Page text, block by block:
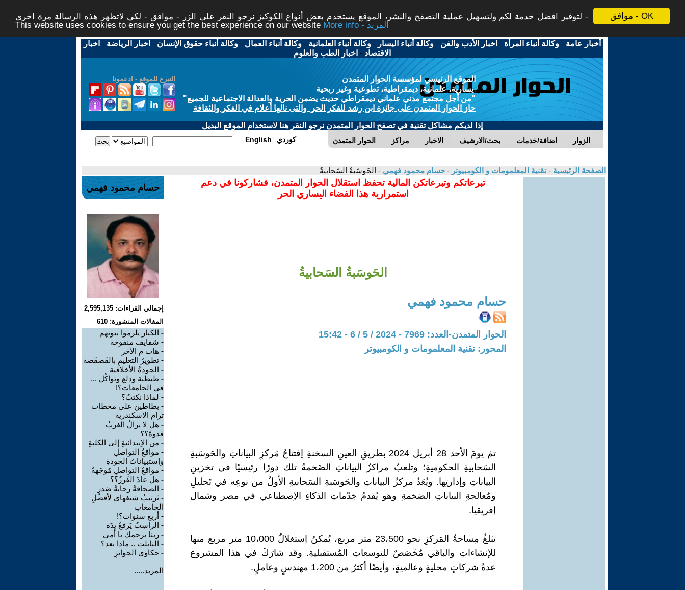
موافق - OK
لتوفير افضل خدمة لكم ولتسهيل عملية التصفح والنشر، الموقع يستخدم بعض أنواع الكوكيز نرجو النقر على الزر - موافق - لكي لاتظهر هذه الرسالة مرة اخرى -
This website uses cookies to ensure you get the best experience on our website
More info - المزيد
أخبار عامة -وكالة أنباء المرأة - اخبار الأدب والفن -وكالة أنباء اليسار -وكالة أنباء العلمانية -وكالة أنباء العمال -وكالة أنباء حقوق الإنسان - اخبار الرياضة - اخبار
الاقتصاد - اخبار الطب والعلوم
التبرع للموقع - ادعمونا
الموقع الرئيسي لمؤسسة الحوار المتمدن
يسارية، علمانية، ديمقراطية، تطوعية وغير ربحية
"من أجل مجتمع مدني علماني ديمقراطي حديث يضمن الحرية والعدالة الاجتماعية للجميع"
حاز الحوار المتمدن على جائزة ابن رشد للفكر الحر والتى نالها أعلام في الفكر والثقافة
إذا لديكم مشاكل تقنية في تصفح الحوار المتمدن نرجو النقر هنا لاستخدام الموقع البديل
الحوار المتمدن مراكز الاخبار بحث/الارشيف اضافة/خدمات الزوار English كوردي
الصفحة الرئيسية -تقنية المعلمومات و الكومبيوتر - حسام محمود فهمي - الحَوسَبةُ السَحابيةُ
تبرعاتكم وتبرعاتكن المالية تحفظ استقلال الحوار المتمدن، فشاركونا في دعم
استمرارية هذا الفضاء اليساري الحر
الحَوسَبةُ السَحابيةُ
حسام محمود فهمي
الحوار المتمدن-العدد: 7969 - 2024 / 5 / 6 - 15:42
المحور: تقنية المعلمومات و الكومبيوتر
تمَ يومَ الأحد 28 أبريل 2024 بطريقِ العينِ السخنةِ اِفتتاحُ مَركزِ البياناتِ والحَوسَبةِ
السَحابيةِ الحكوميةِ؛ وتلعبُ مراكزُ البياناتِ الضَخمةُ تلك دورًا رئيسيًا في تخزينِ
البياناتِ وإدارتِها. ويُعَدُ مركزُ البياناتِ والحَوسَبةِ السَحابيةِ الأولُ من نوعِه في تَحليلِ
ومُعالجةِ البياناتِ الضخمةِ وهو يُقدمُ خِدْماتِ الذكاءِ الاِصطناعي في مصر وشمال
إفريقيا.
تبَلغُ مِساحةُ المَركزِ نحو 23،500 متر مربع، يُمكنُ اِستغلالُ 10،000 متر مربع منها
للإنشاءاتِ والباقي مُخَصَصٌ للتوسعاتِ المُستقبليةِ. وقد شارَكَ في هذا المشروع
عدةُ شركاتٍ محليةٍ وعالميةٍ، وأيضًا أكثرُ من 1،200 مهندسٍ وعاملٍ.
حسام محمود فهمي
إجمالي القراءات: 2,595,135
المقالات المنشورة: 610
- الكبار يلزموا بيوتهم
- شفايف منفوخة
- هات م الأخر
- تطويرُ التعليمِ بالقَصقَصة
- الجودةُ الأخلاقية
- طبطبة ودلع وتواكُل ...
في الجامعات؟!
- لماذا نكتبُ؟
- بطاطين على محطات
ترام الاسكندرية
- هل لا يزالُ الغربُ
قدوةً؟؟
- من الاِبتدائيةِ إلى الكليةِ
- مواقعُ التواصلِ
واِستبياناتُ الجودةِ
- مواقعُ التواصلِ مُوجَهةٌ
- هل عادَ الفَرزُ؟؟
- الصحافةُ رحابةُ صَدرٍ
- تَرتيبُ شنغهاي لأفضلِ
الجامعاتِ
- أربع سنوات؟!
- الراسِبُ يَرفعُ يدَه
- ربنا يرحمك يا أمي
- التابلت .. ماذا بعد؟
- حكاوي الجوائزِ
المزيد.....